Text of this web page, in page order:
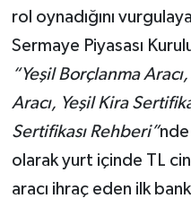
rol oynadığını
Sermaye Piyasası
“Yeşil Borçlanma
Aracı, Yeşil Kira
Sertifikası Rehberi”
olarak yurt içinde TL
aracı ihraç eden ilk